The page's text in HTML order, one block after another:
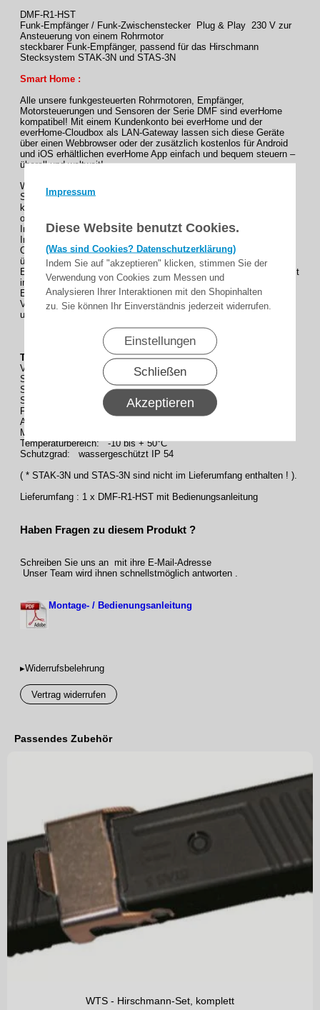
Impressum
Diese Website benutzt Cookies.
(Was sind Cookies? Datenschutzerklärung)
Indem Sie auf "akzeptieren" klicken, stimmen Sie der
Verwendung von Cookies zum Messen und
Analysieren Ihrer Interaktionen mit den Shopinhalten
zu. Sie können Ihr Einverständnis jederzeit widerrufen.
Einstellungen
Schließen
Akzeptieren
DMF-R1-HST
Funk-Empfänger / Funk-Zwischenstecker Plug & Play 230 V zur
Ansteuerung von einem Rohrmotor
steckbarer Funk-Empfänger, passend für das Hirschmann
Stecksystem STAK-3N und STAS-3N
Smart Home :
Alle unsere funkgesteuerten Rohrmotoren, Empfänger,
Motorsteuerungen und Sensoren der Serie DMF sind everHome
kompatibel! Mit einem Kundenkonto bei everHome und der
everHome-Cloudbox als LAN-Gateway lassen sich diese Geräte
über einen Webbrowser oder der zusätzlich kostenlos für Android
und iOS erhältlichen everHome App einfach und bequem steuern –
überall und weltweit!
Wichtige Hinweise:
Sie sollten, auch wenn Sie everHome einsetzen, nicht auf
konventionelle Funksender verzichten. Da everHome eine reine
online Smart Home Lösung ist, können bei gestörter
Internetverbindung wie z.B. durch Probleme bei Ihrem
Internetprovider, an Ihrer eigenen Hardware (z.B. Router oder
Cloudbox) oder beim Anbieter everHome selbst, keine Funkbefehle
übertragen werden. Optimal ist daher für jeden Funk-Motor / Funk-
Empfänger einen zusätzlichen Funksender zu verwenden. Damit ist
im Stör-/Bedarfsfall gewährleistet, dass Sie die DMF Motoren /
Empfänger steuern können.
Verkauf von everHome Produkten und Support für alle Fragen rund
um everHome ausschließlich über everHome!
Technische Daten
Versorgungsspannung: 230 V / 50 Hz
Schaltspannung: max. 250 V AC
Schaltleistung: max. 500 Watt
Stand-by Verbrauch: ~ 0,8 Watt
Funkfrequenz: 433,92 MHz.
Anzahl Sender: max. 20 Sender / Kanäle einlernbar
Maße (LxBxT): 120 x 32 x 31 mm
Temperaturbereich: -10 bis + 50°C
Schutzgrad: wassergeschützt IP 54
( * STAK-3N und STAS-3N sind nicht im Lieferumfang enthalten ! ).
Lieferumfang : 1 x DMF-R1-HST mit Bedienungsanleitung
Haben Fragen zu diesem Produkt ?
Schreiben Sie uns an mit ihre E-Mail-Adresse
Unser Team wird ihnen schnellstmöglich antworten .
Montage- / Bedienungsanleitung
▸Widerrufsbelehrung
Vertrag widerrufen
Passendes Zubehör
WTS - Hirschmann-Set, komplett